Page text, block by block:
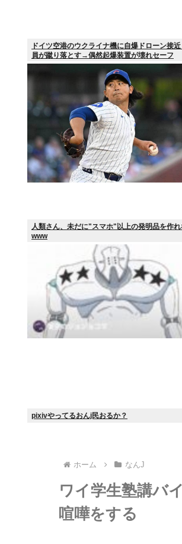
ドイツ空港のウクライナ機に自爆ドローン接
員が蹴り落とす→偶然起爆装置が壊れセーフ
人類さん、未だに"スマホ"以上の発明品を作
www
pixivやってるおんj民おるか？
ホーム なんJ
ワイ学生塾講バ
喧嘩をする